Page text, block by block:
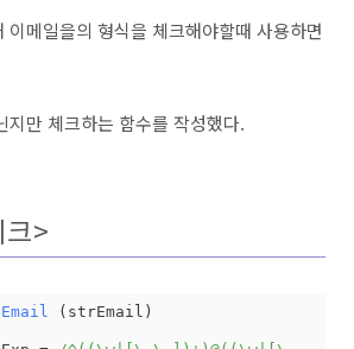
이메일을의 형식을 체크해야할때 사용하면
지만 체크하는 함수를 작성했다.
>
( strEmail )